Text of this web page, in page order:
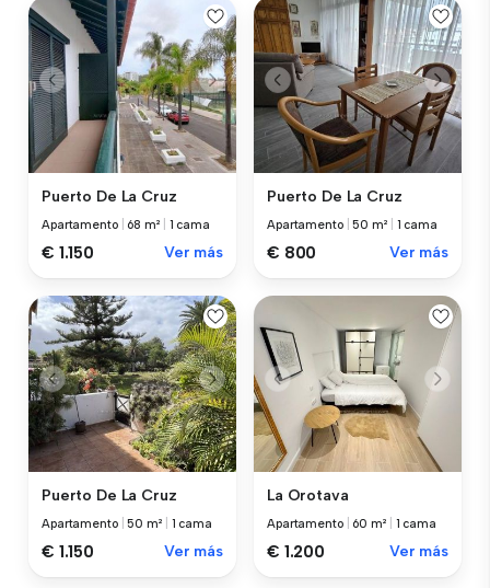
Puerto De La Cruz
Apartamento 68 m² 1 cama
€ 1.150 Ver más
Puerto De La Cruz
Apartamento |50 m² 1 cama
€ 800 Ver más
Puerto De La Cruz
Apartamento |50 m² 1 cama
€ 1.150 Ver más
La Orotava
Apartamento 60 m² 1 cama
€ 1.200 Ver más